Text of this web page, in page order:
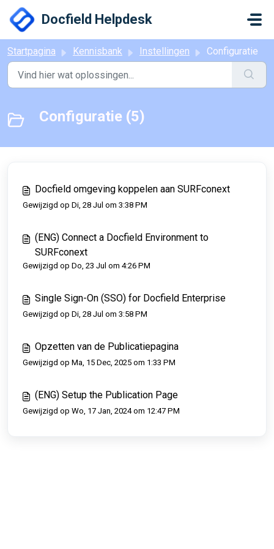
Doorgaan naar hoofdinhoud
Docfield Helpdesk
Startpagina Kennisbank Instellingen Configuratie
Configuratie (5)
Docfield omgeving koppelen aan SURFconext
Gewijzigd op Di, 28 Jul om 3:38 PM
(ENG) Connect a Docfield Environment to
SURFconext
Gewijzigd op Do, 23 Jul om 4:26 PM
Single Sign-On (SSO) for Docfield Enterprise
Gewijzigd op Di, 28 Jul om 3:58 PM
Opzetten van de Publicatiepagina
Gewijzigd op Ma, 15 Dec, 2025 om 1:33 PM
(ENG) Setup the Publication Page
Gewijzigd op Wo, 17 Jan, 2024 om 12:47 PM